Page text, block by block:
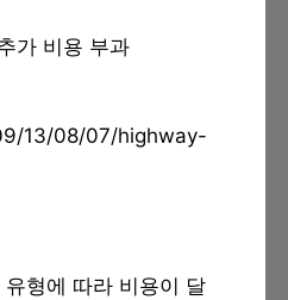
가 비용 부과
13/08/07/highway-
형에 따라 비용이 달